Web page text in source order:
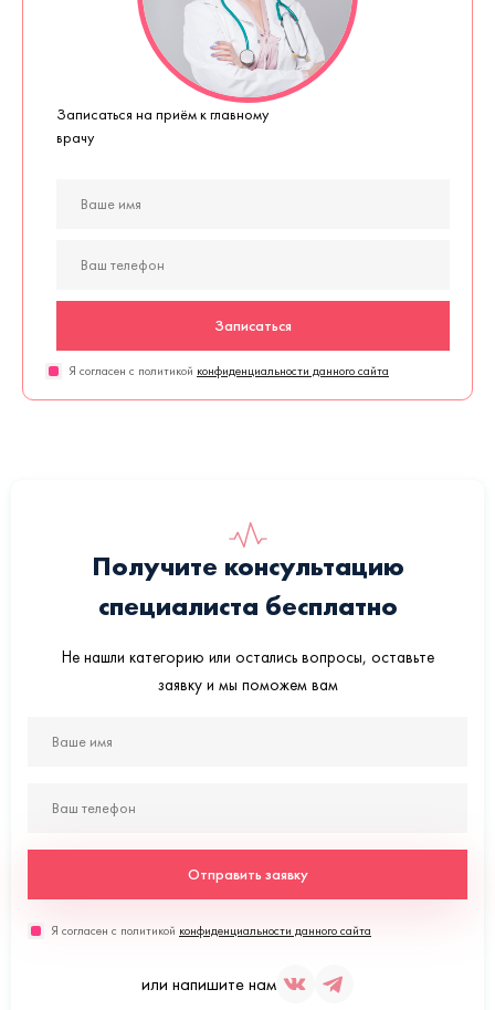
Записаться на приём к главному
врачу
Записаться
Я согласен с политикой конфиденциальности данного сайта
Получите консультацию
специалиста бесплатно
Не нашли категорию или остались вопросы, оставьте
заявку и мы поможем вам
Отправить заявку
Я согласен с политикой конфиденциальности данного сайта
или напишите нам